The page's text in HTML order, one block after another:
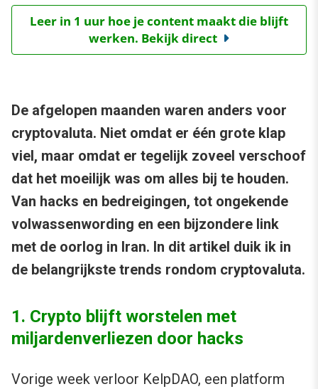
Leer in 1 uur hoe je content maakt die blijft
werken. Bekijk direct
De afgelopen maanden waren anders voor
cryptovaluta. Niet omdat er één grote klap
viel, maar omdat er tegelijk zoveel verschoof
dat het moeilijk was om alles bij te houden.
Van hacks en bedreigingen, tot ongekende
volwassenwording en een bijzondere link
met de oorlog in Iran. In dit artikel duik ik in
de belangrijkste trends rondom cryptovaluta.
1. Crypto blijft worstelen met
miljardenverliezen door hacks
Vorige week verloor KelpDAO, een platform